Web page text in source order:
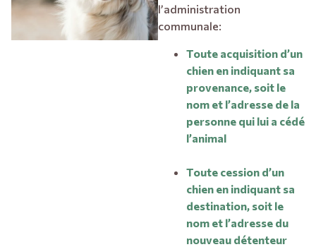
l’administration
communale:
Toute acquisition d’un
chien en indiquant sa
provenance, soit le
nom et l’adresse de la
personne qui lui a cédé
l’animal
Toute cession d’un
chien en indiquant sa
destination, soit le
nom et l’adresse du
nouveau détenteur